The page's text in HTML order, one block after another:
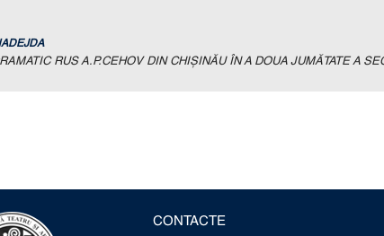
RUS A.P.CEHOV DIN CHIŞINĂU ÎN A DOUA JUMĂTATE A
CONTACTE